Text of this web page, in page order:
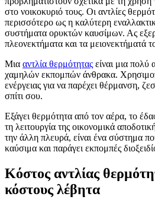
στο νοικοκυριό τους. Οι αντλίες
περισσότερο ως η καλύτερη
συστήματα ορυκτών καυσίμων. Ας
πλεονεκτήματα και τα μειονεκτήματά
Μια αντλία θερμότητας είναι μια πολύ
χαμηλών εκπομπών άνθρακα.
ενέργειας για να παρέχει θέρμανση,
σπίτι σου.
Εξάγει θερμότητα από τον αέρα, το
τη λειτουργία της οικονομικά
την άλλη πλευρά, είναι ένα σύστημα
καύσιμα και παράγει εκπομπές
Κόστος αντλίας
κόστους λέβητα